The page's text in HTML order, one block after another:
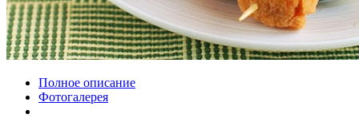
Полное описание
Фотогалерея